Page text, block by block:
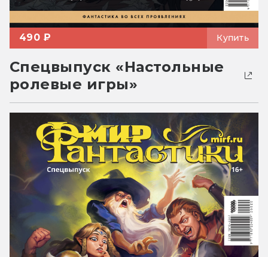
490 ₽ Купить
Спецвыпуск «Настольные
ролевые игры»